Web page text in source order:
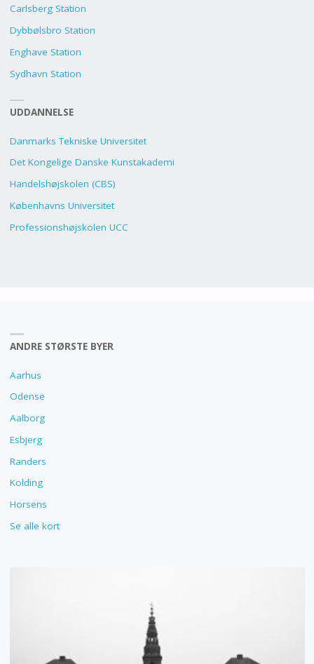
Carlsberg Station
Dybbølsbro Station
Enghave Station
Sydhavn Station
UDDANNELSE
Danmarks Tekniske Universitet
Det Kongelige Danske Kunstakademi
Handelshøjskolen (CBS)
Københavns Universitet
Professionshøjskolen UCC
ANDRE STØRSTE BYER
Aarhus
Odense
Aalborg
Esbjerg
Randers
Kolding
Horsens
Se alle kort